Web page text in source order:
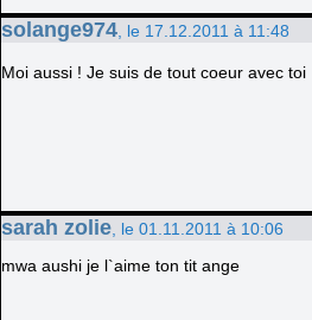
solange974 , le 17.12.2011 à 11:48
Moi aussi ! Je suis de tout coeur avec
sarah zolie , le 01.11.2011 à 10:06
mwa aushi je l`aime ton tit ange